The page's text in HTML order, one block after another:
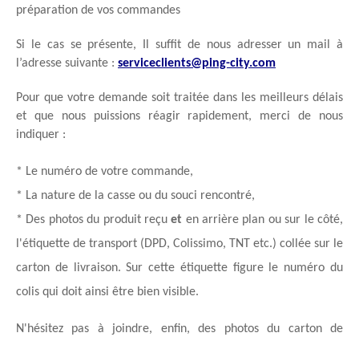
préparation de vos commandes
Si le cas se présente, Il suffit de nous adresser un mail à
l’adresse suivante : serviceclients@ping-city.com
Pour que votre demande soit traitée dans les meilleurs délais
et que nous puissions réagir rapidement, merci de nous
indiquer :
* Le numéro de votre commande,
* La nature de la casse ou du souci rencontré,
* Des photos du produit reçu et en arrière plan ou sur le côté,
l'étiquette de transport (DPD, Colissimo, TNT etc.) collée sur le
carton de livraison. Sur cette étiquette figure le numéro du
colis qui doit ainsi être bien visible.
N'hésitez pas à joindre, enfin, des photos du carton de